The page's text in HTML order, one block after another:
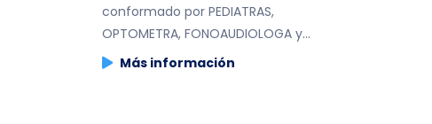
conformado por PEDIATRAS,
OPTOMETRA, FONOAUDIOLOGA y...
Más información